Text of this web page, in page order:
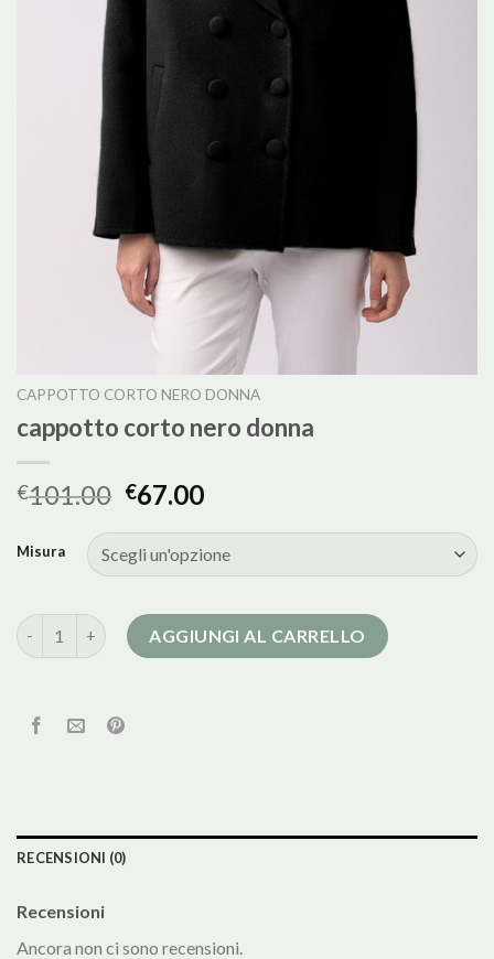
CAPPOTTO CORTO NERO DONNA
cappotto corto nero donna
€101.00 €67.00
Misura
cappotto corto nero donna quantità
AGGIUNGI AL CARRELLO
RECENSIONI (0)
Recensioni
Ancora non ci sono recensioni.